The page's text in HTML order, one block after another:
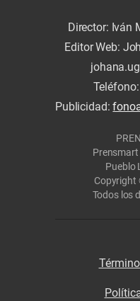
Director: Iván
Editor Web:
Publicidad:
Pueblo
Copyright
Todos los